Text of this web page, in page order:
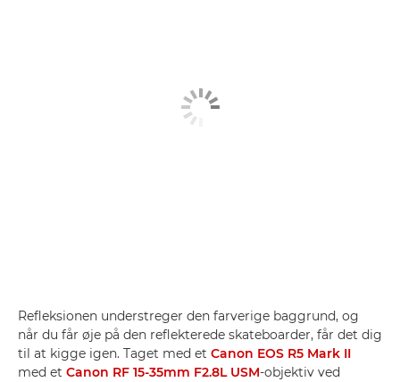
Refleksionen understreger den farverige baggrund, og
når du får øje på den reflekterede skateboarder, får det dig
til at kigge igen. Taget med et Canon EOS R5 Mark II
med et Canon RF 15-35mm F2.8L USM-objektiv ved